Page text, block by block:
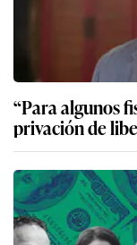
“Para algunos
privación de